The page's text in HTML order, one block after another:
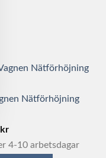
Nätförhöjning
kr
4-10 arbetsdagar